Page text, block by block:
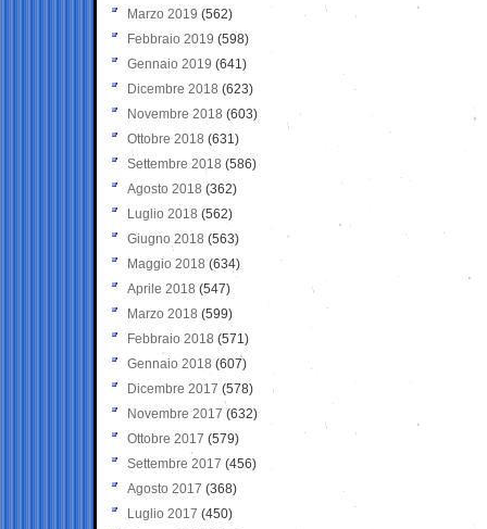
Marzo 2019 (562)
Febbraio 2019 (598)
Gennaio 2019 (641)
Dicembre 2018 (623)
Novembre 2018 (603)
Ottobre 2018 (631)
Settembre 2018 (586)
Agosto 2018 (362)
Luglio 2018 (562)
Giugno 2018 (563)
Maggio 2018 (634)
Aprile 2018 (547)
Marzo 2018 (599)
Febbraio 2018 (571)
Gennaio 2018 (607)
Dicembre 2017 (578)
Novembre 2017 (632)
Ottobre 2017 (579)
Settembre 2017 (456)
Agosto 2017 (368)
Luglio 2017 (450)